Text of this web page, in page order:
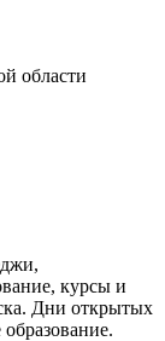
области
курсы и
Дни открытых